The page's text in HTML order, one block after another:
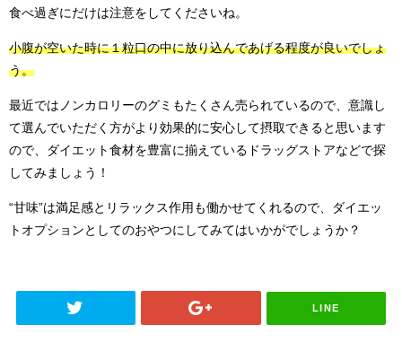
食べ過ぎにだけは注意をしてくださいね。
小腹が空いた時に１粒口の中に放り込んであげる程度が良いでしょ
う。
最近ではノンカロリーのグミもたくさん売られているので、意識し
て選んでいただく方がより効果的に安心して摂取できると思います
ので、ダイエット食材を豊富に揃えているドラッグストアなどで探
してみましょう！
“甘味”は満足感とリラックス作用も働かせてくれるので、ダイエッ
トオプションとしてのおやつにしてみてはいかがでしょうか？
LINE